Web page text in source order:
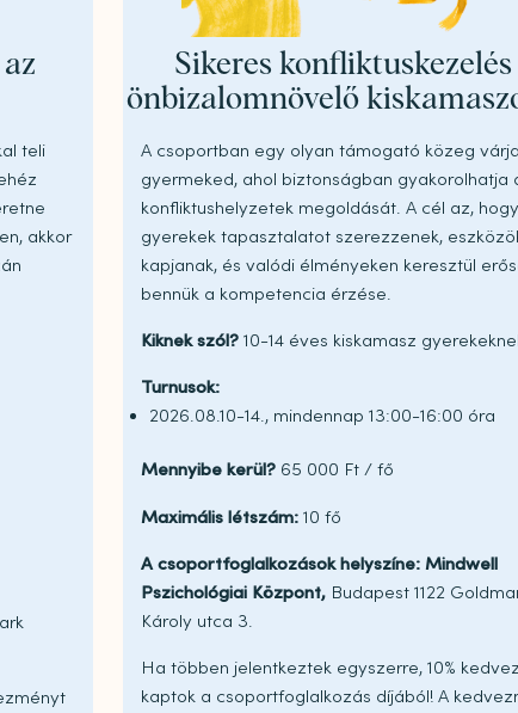
teli
akkor
Sikeres konfliktuskezelés
önbizalomnövelő
A csoportban egy olyan támogató közeg várja
gyermeked, ahol biztonságban gyakorolhatja
konfliktushelyzetek megoldását. A cél az,
gyerekek tapasztalatot szerezzenek,
kapjanak, és valódi élményeken keresztül
bennük a kompetencia érzése.
Kiknek szól? 10-14 éves kiskamasz
Turnusok:
2026.08.10-14., mindennap 13:00-16:00 óra
Mennyibe kerül? 65 000 Ft / fő
Maximális létszám: 10 fő
A csoportfoglalkozások helyszíne: Mindwell
Pszichológiai Központ, Budapest 1122
Károly utca 3.
Ha többen jelentkeztek egyszerre, 10%
kaptok a csoportfoglalkozás díjából! A